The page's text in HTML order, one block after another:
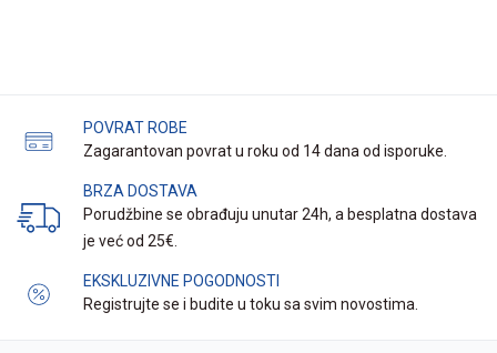
POVRAT ROBE
Zagarantovan povrat u roku od 14 dana od isporuke.
BRZA DOSTAVA
Porudžbine se obrađuju unutar 24h, a besplatna dostava
je već od 25€.
EKSKLUZIVNE POGODNOSTI
Registrujte se i budite u toku sa svim novostima.